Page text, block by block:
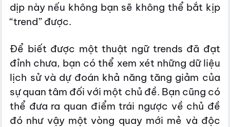
dịp này nếu không bạn sẽ không thể bắt kịp
“trend” được.
Để biết được một thuật ngữ trends đã đạt
đỉnh chưa, bạn có thể xem xét những dữ liệu
lịch sử và dự đoán khả năng tăng giảm của
sự quan tâm đối với một chủ đề. Bạn cũng có
thể đưa ra quan điểm trái ngược về chủ đề
đó như vậy một vòng quay mới mẻ và độc